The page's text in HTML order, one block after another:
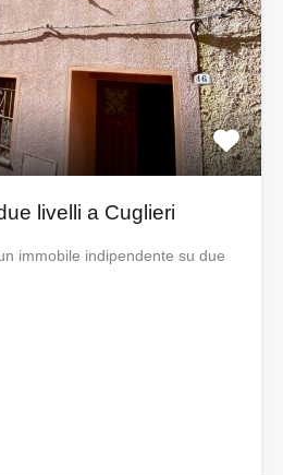
livelli a Cuglieri
immobile indipendente su due